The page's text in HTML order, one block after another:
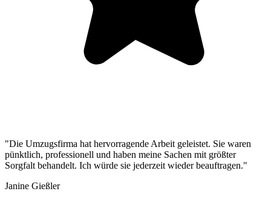
"Die Umzugsfirma hat hervorragende Arbeit geleistet. Sie waren
pünktlich, professionell und haben meine Sachen mit größter
Sorgfalt behandelt. Ich würde sie jederzeit wieder beauftragen."
Janine Gießler